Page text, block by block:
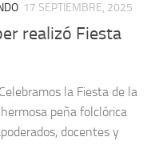
17 SEPTIEMBRE, 2025
realizó Fiesta
la Fiesta de la
peña folclórica
docentes y